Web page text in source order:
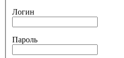
Логин
Пароль